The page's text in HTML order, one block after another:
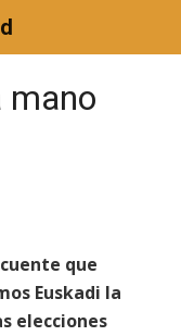
mano
que
Euskadi la
elecciones